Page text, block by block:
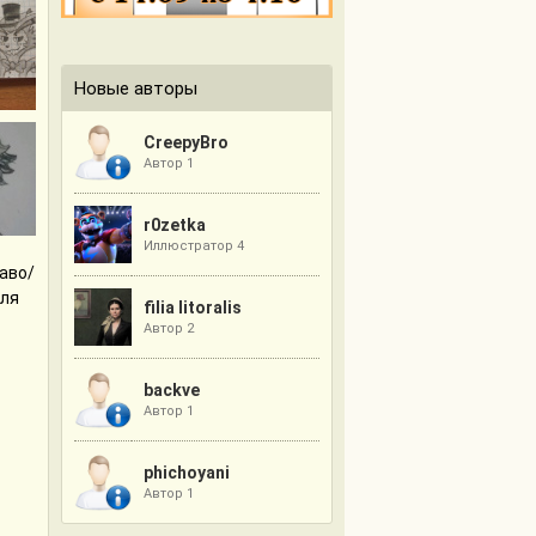
Новые авторы
CreepyBro
Автор 1
r0zetka
Иллюстратор 4
filia litoralis
Автор 2
backve
Автор 1
phichoyani
Автор 1